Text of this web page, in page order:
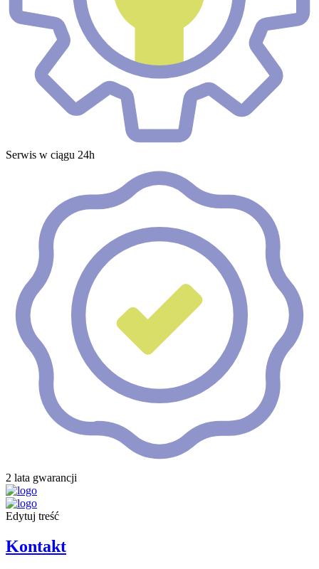
Serwis w ciągu 24h
2 lata gwarancji
Edytuj treść
Kontakt